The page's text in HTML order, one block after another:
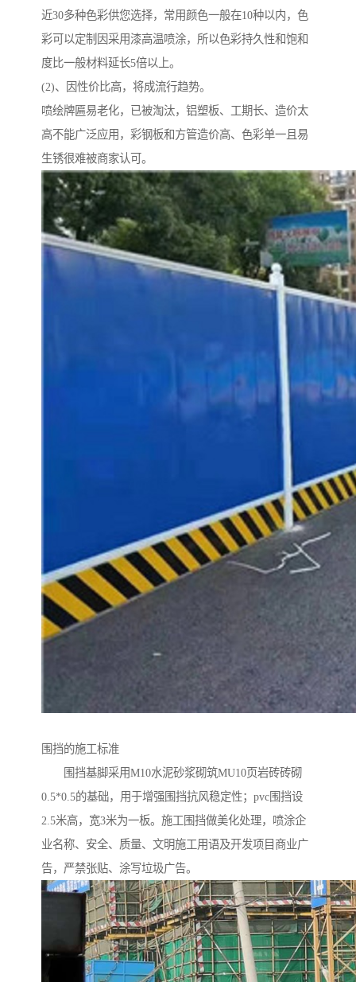
近30多种色彩供您选择，常用颜色一般在10种以内，色
彩可以定制因采用漆高温喷涂，所以色彩持久性和饱和
度比一般材料延长5倍以上。
(2)、因性价比高，将成流行趋势。
喷绘牌匾易老化，已被淘汰，铝塑板、工期长、造价太
高不能广泛应用，彩钢板和方管造价高、色彩单一且易
生锈很难被商家认可。
围挡的施工标准
围挡基脚采用M10水泥砂浆砌筑MU10页岩砖砖砌
0.5*0.5的基础，用于增强围挡抗风稳定性；pvc围挡设
2.5米高，宽3米为一板。施工围挡做美化处理，喷涂企
业名称、安全、质量、文明施工用语及开发项目商业广
告，严禁张贴、涂写垃圾广告。